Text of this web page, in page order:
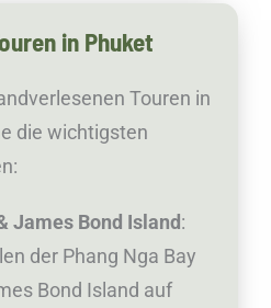
in Phuket
Touren in
die wichtigsten
James Bond Island:
der Phang Nga Bay
Bond Island auf